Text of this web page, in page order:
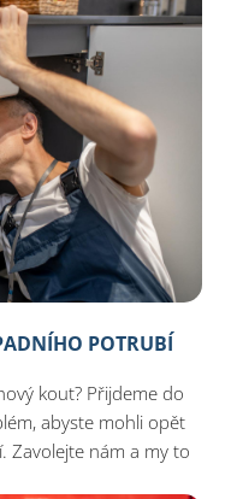
POTRUBÍ
kout? Přijdeme do
abyste mohli opět
Zavolejte nám a my to